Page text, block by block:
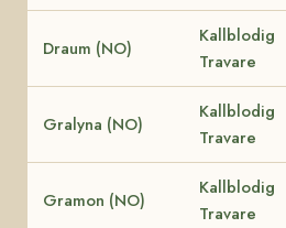
Draum (NO)
Kallblodig
Travare
Gralyna (NO)
Kallblodig
Travare
Gramon (NO)
Kallblodig
Travare